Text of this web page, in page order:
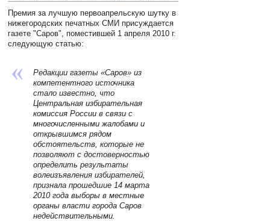
Премия за лучшую первоапрельскую шутку в
нижегородских печатных СМИ присуждается
газете "Саров", поместившей 1 апреля 2010 г.
следующую статью:
Редакции газеты «Саров» из
компетентного источника
стало известно, что
Центральная избирательная
комиссия России в связи с
многочисленными жалобами и
открывшимся рядом
обстоятельств, которые не
позволяют с достоверностью
определить результаты
волеизъявления избирателей,
признала прошедшие 14 марта
2010 года выборы в местные
органы власти города Саров
недействительными.